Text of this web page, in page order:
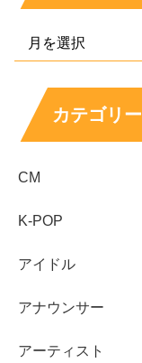
カテゴリー
CM
K-POP
アイドル
アナウンサー
アーティスト